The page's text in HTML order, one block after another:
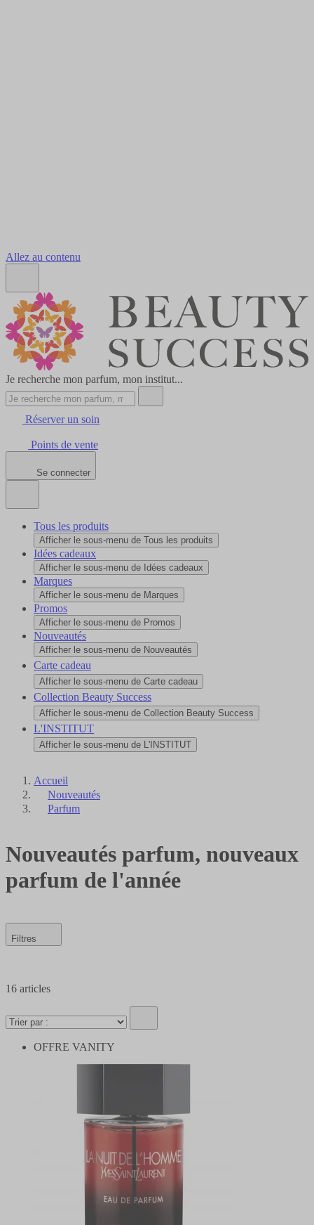
Allez au contenu
Je recherche mon parfum, mon institut...
Réserver un soin
Points de vente
Se connecter
Tous les produits
Afficher le sous-menu de Tous les produits
Idées cadeaux
Afficher le sous-menu de Idées cadeaux
Marques
Afficher le sous-menu de Marques
Promos
Afficher le sous-menu de Promos
Nouveautés
Afficher le sous-menu de Nouveautés
Carte cadeau
Afficher le sous-menu de Carte cadeau
Collection Beauty Success
Afficher le sous-menu de Collection Beauty Success
L'INSTITUT
Afficher le sous-menu de L'INSTITUT
Accueil
Nouveautés
Parfum
Nouveautés parfum, nouveaux
parfum de l'année
Filtres
16 articles
OFFRE VANITY